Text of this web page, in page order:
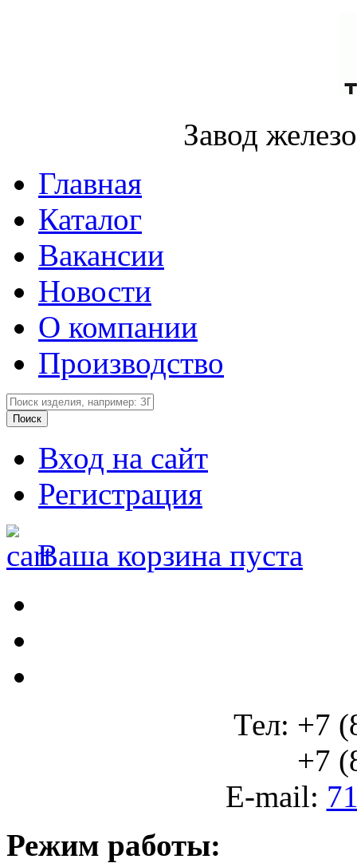
Завод
Главная
Каталог
Вакансии
Новости
О компании
Производство
Вход на сайт
Регистрация
Ваша корзина пуста
Тел: +7
+7
E-mail:
Режим работы: